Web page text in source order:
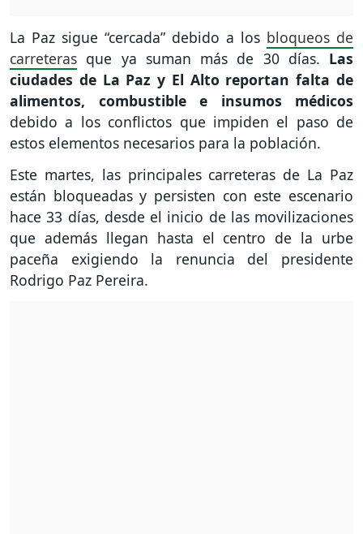
La Paz sigue “cercada” debido a los bloqueos de
carreteras que ya suman más de 30 días. Las
ciudades de La Paz y El Alto reportan falta de
alimentos, combustible e insumos médicos
debido a los conflictos que impiden el paso de
estos elementos necesarios para la población.
Este martes, las principales carreteras de La Paz
están bloqueadas y persisten con este escenario
hace 33 días, desde el inicio de las movilizaciones
que además llegan hasta el centro de la urbe
paceña exigiendo la renuncia del presidente
Rodrigo Paz Pereira.